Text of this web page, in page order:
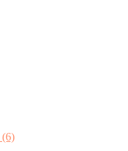
(6)